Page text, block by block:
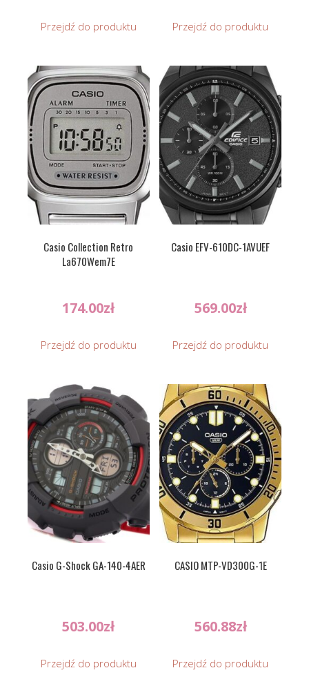
Przejdź do produktu Przejdź do produktu
Casio Collection Retro
La670Wem7E
174.00zł
Przejdź do produktu
Casio EFV-610DC-1AVUEF
569.00zł
Przejdź do produktu
Casio G-Shock GA-140-4AER
503.00zł
Przejdź do produktu
CASIO MTP-VD300G-1E
560.88zł
Przejdź do produktu